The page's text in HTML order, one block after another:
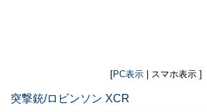
[PC表示 | スマホ表示 ]
突撃銃/ロビンソン XCR